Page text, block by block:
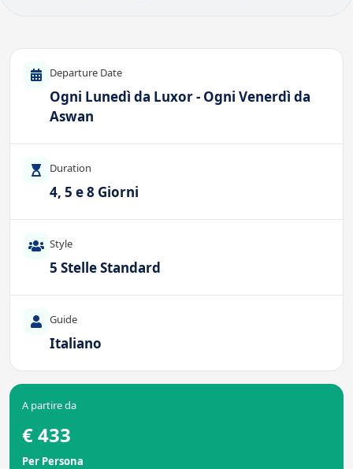
Departure Date
Ogni Lunedì da Luxor - Ogni Venerdì da
Aswan
Duration
4, 5 e 8 Giorni
Style
5 Stelle Standard
Guide
Italiano
A partire da
€ 433
Per Persona